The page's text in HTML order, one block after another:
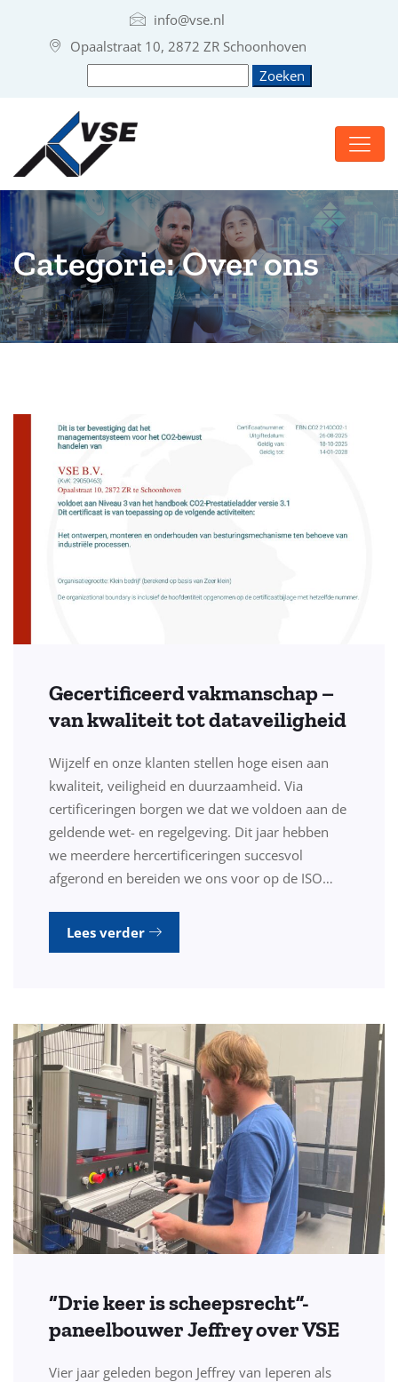
info@vse.nl
Opaalstraat 10, 2872 ZR Schoonhoven
Categorie:Over ons
Gecertificeerd vakmanschap –
van kwaliteit tot dataveiligheid
Wijzelf en onze klanten stellen hoge eisen aan
kwaliteit, veiligheid en duurzaamheid. Via
certificeringen borgen we dat we voldoen aan de
geldende wet- en regelgeving. Dit jaar hebben
we meerdere hercertificeringen succesvol
afgerond en bereiden we ons voor op de ISO…
Lees verder
“Drie keer is scheepsrecht”-
paneelbouwer Jeffrey over VSE
Vier jaar geleden begon Jeffrey van Ieperen als